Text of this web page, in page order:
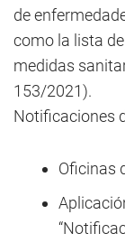
de
como la lista
medidas
153/2021).
Notificaciones
Oficinas